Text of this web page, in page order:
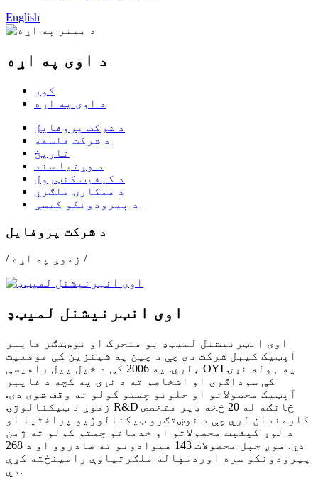
English
د اوی په اړه
کور
د اوی په اړه
د شرکت پروفایل
د شرکت فلسفه
تاریخ
د وړتیا سند
د کیفیت کنټرول
د همکارۍ ملګري
د پیرودونکو کیسې
د شرکت پروفایل
/ زموږ په اړه /
اوی انټرنیشنل لمیټډ
اوی انټرنیشنل لمیټډ یو متحرک او نوښتګر فایبر
آپټیک کیبل شرکت دی چې د چین په شینزین کې موقعیت
لري. په 2006 کې د خپل پیل راهیسې، OYI په ټوله نړۍ
کې سوداګرۍ او اشخاصو ته د نړۍ په کچه د فایبر
آپټیک محصولاتو او حلونو چمتو کولو ته وقف شوی دی.
زموږ د ټیکنالوژۍ R&D څانګه له 20 څخه ډیر متخصص
کارمندان لري چې د نوښتګرو ټیکنالوژیو پراختیا او
د لوړ کیفیت محصولاتو او خدماتو چمتو کولو ته ژمن
دي. موږ خپل محصولات 143 هیوادونو ته صادروو او د 268
پیرودونکو سره اوږدمهاله ملګرتیاوې رامینځته کړې
دي.